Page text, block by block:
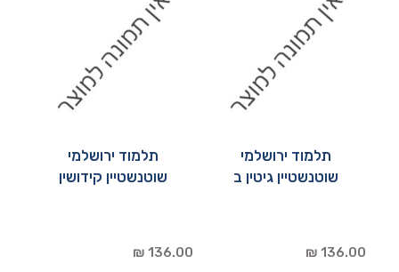
תלמוד ירושלמי
שוטנשטיין גיטין ב
136.00 ₪
תלמוד ירושלמי
שוטנשטיין קידושין
136.00 ₪